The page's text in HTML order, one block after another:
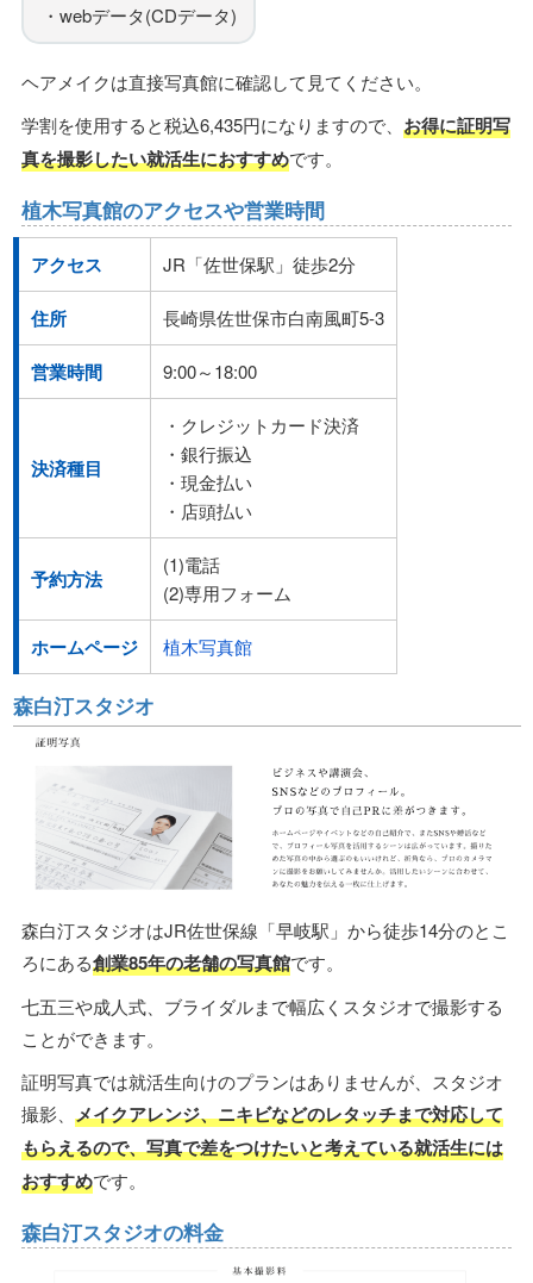
・webデータ(CDデータ)
ヘアメイクは直接写真館に確認して見てください。
学割を使用すると税込6,435円になりますので、 お得に証明写
真を撮影したい就活生におすすめです。
植木写真館のアクセスや営業時間
アクセス JR「佐世保駅」徒歩2分
住所 長崎県佐世保市白南風町5-3
営業時間 9:00～18:00
決済種目
・クレジットカード決済
・銀行振込
・現金払い
・店頭払い
予約方法
(1)電話
(2)専用フォーム
ホームページ 植木写真館
森白汀スタジオ
森白汀スタジオはJR佐世保線「早岐駅」から徒歩14分のとこ
ろにある創業85年の老舗の写真館です。
七五三や成人式、ブライダルまで幅広くスタジオで撮影する
ことができます。
証明写真では就活生向けのプランはありませんが、スタジオ
撮影、 メイクアレンジ、ニキビなどのレタッチまで対応して
もらえるので、写真で差をつけたいと考えている就活生には
おすすめです。
森白汀スタジオの料金